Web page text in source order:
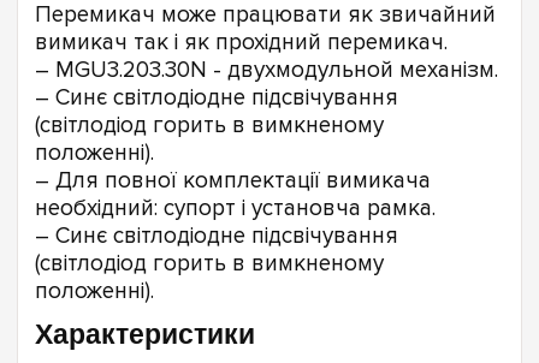
Перемикач може працювати як звичайний
вимикач так і як прохідний перемикач.
– MGU3.203.30N - двухмодульной механізм.
– Синє світлодіодне підсвічування
(світлодіод горить в вимкненому
положенні).
– Для повної комплектації вимикача
необхідний: супорт і установча рамка.
– Синє світлодіодне підсвічування
(світлодіод горить в вимкненому
положенні).
Характеристики